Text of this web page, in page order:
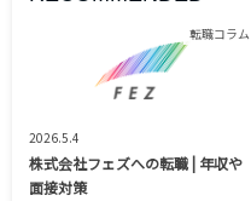
転職コラム
2026.5.4
株式会社フェズへの転職 | 年収や
面接対策